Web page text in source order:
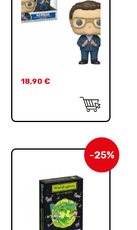
18,90 €
-25%